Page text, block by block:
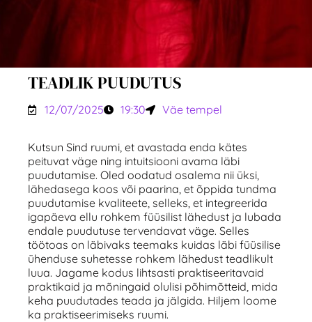
TEADLIK PUUDUTUS
12/07/2025 19:30 Väe tempel
Kutsun Sind ruumi, et avastada enda kätes
peituvat väge ning intuitsiooni avama läbi
puudutamise. Oled oodatud osalema nii üksi,
lähedasega koos või paarina, et õppida tundma
puudutamise kvaliteete, selleks, et integreerida
igapäeva ellu rohkem füüsilist lähedust ja lubada
endale puudutuse tervendavat väge. Selles
töötoas on läbivaks teemaks kuidas läbi füüsilise
ühenduse suhetesse rohkem lähedust teadlikult
luua. Jagame kodus lihtsasti praktiseeritavaid
praktikaid ja mõningaid olulisi põhimõtteid, mida
keha puudutades teada ja jälgida. Hiljem loome
ka praktiseerimiseks ruumi.